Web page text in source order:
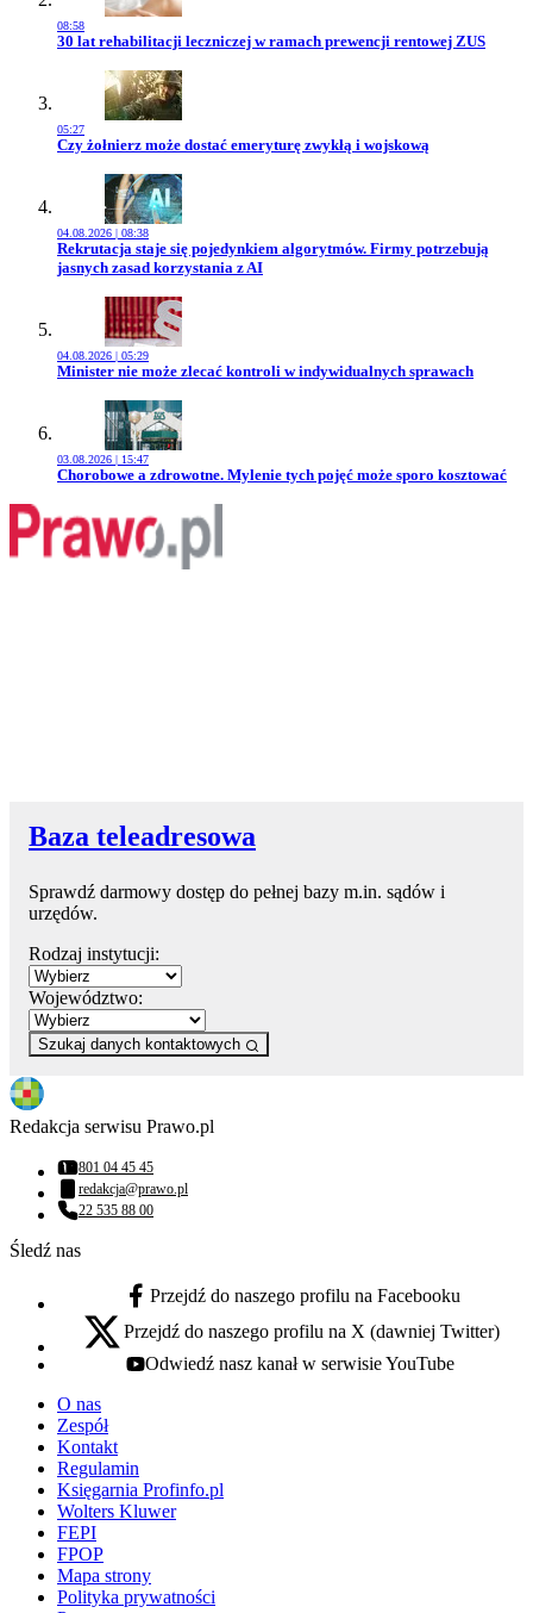
08:58
Przejdź do artykułu:
30 lat rehabilitacji leczniczej w ramach prewencji rentowej ZUS
05:27
Przejdź do artykułu:
Czy żołnierz może dostać emeryturę zwykłą i wojskową
04.08.2026 | 08:38
Przejdź do artykułu:
Rekrutacja staje się pojedynkiem algorytmów. Firmy potrzebują
jasnych zasad korzystania z AI
04.08.2026 | 05:29
Przejdź do artykułu:
Minister nie może zlecać kontroli w indywidualnych sprawach
03.08.2026 | 15:47
Przejdź do artykułu:
Chorobowe a zdrowotne. Mylenie tych pojęć może sporo kosztować
Baza teleadresowa
Sprawdź darmowy dostęp do pełnej bazy m.in. sądów i
urzędów.
Rodzaj instytucji:
Województwo:
Szukaj danych kontaktowych
Redakcja serwisu Prawo.pl
Numer telefonu:
801 04 45 45
Adres email:
redakcja@prawo.pl
Numer telefonu:
22 535 88 00
Śledź nas
facebook - otwiera się w nowej karcie
Przejdź do naszego profilu na Facebooku
x - otwiera się w nowej karcie
Przejdź do naszego profilu na X (dawniej Twitter)
youtube - otwiera się w nowej karcie
Odwiedź nasz kanał w serwisie YouTube
O nas
Zespół
Kontakt
Regulamin
Księgarnia Profinfo.pl
Wolters Kluwer
FEPI
FPOP
Mapa strony
Polityka prywatności